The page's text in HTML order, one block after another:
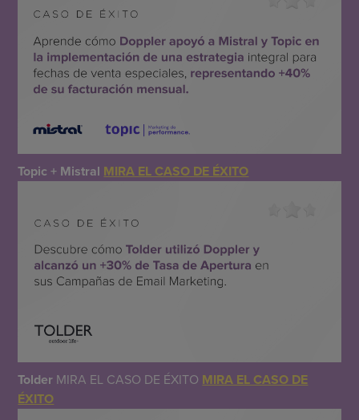
Topic + Mistral MIRA EL CASO DE ÉXITO
Tolder MIRA EL CASO DE ÉXITO MIRA EL CASO DE
ÉXITO